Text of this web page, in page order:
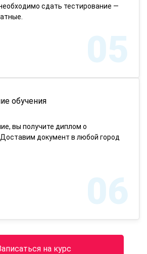
сдать тестирование —
05
обучения
вы получите диплом о
документ в любой город
06
на курс